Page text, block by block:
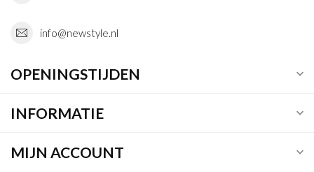
info@newstyle.nl
OPENINGSTIJDEN
INFORMATIE
MIJN ACCOUNT